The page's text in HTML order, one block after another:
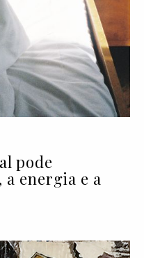
pode
energia e a